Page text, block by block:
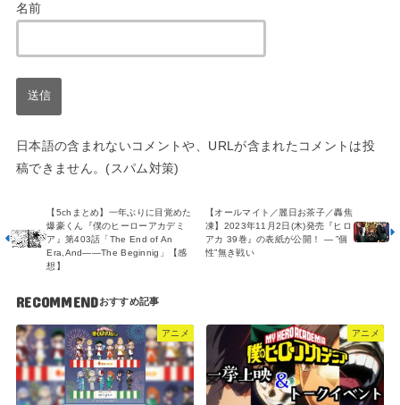
名前
日本語の含まれないコメントや、URLが含まれたコメントは投
稿できません。(スパム対策)
【オールマイト／麗日お茶子／轟焦
凍】2023年11月2日(木)発売『ヒロ
アカ 39巻』の表紙が公開！ ― ”個
性”無き戦い
【5chまとめ】一年ぶりに目覚めた
爆豪くん『僕のヒーローアカデミ
ア』第403話「The End of An
Era,And――The Beginnig」【感
想】
RECOMMEND
アニメ アニメ